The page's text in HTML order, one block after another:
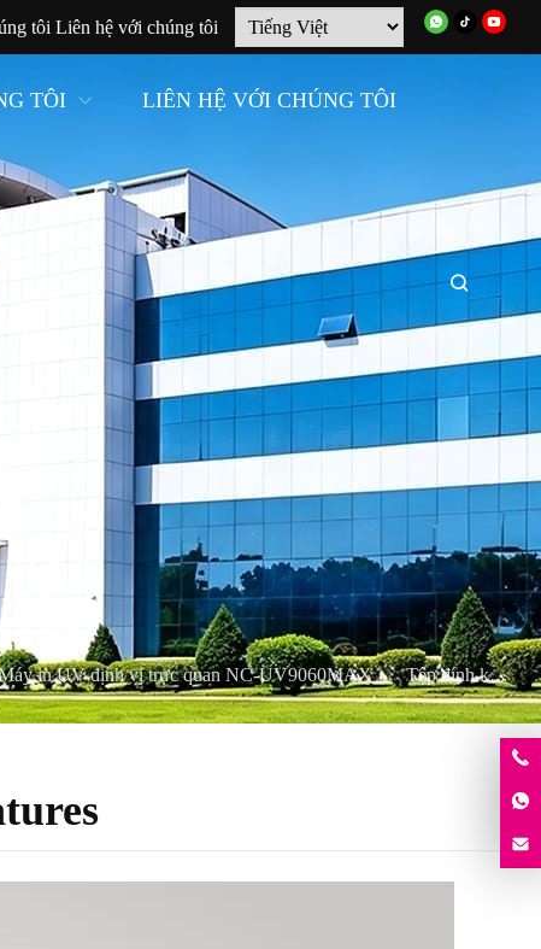
tôi Liên hệ với chúng tôi
TÔI LIÊN HỆ VỚI CHÚNG TÔI
in UV định vị trực quan NC-UV9060MAX Tệp đính kèm